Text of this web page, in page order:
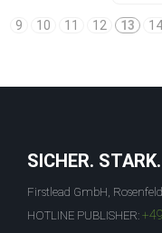
9
10 11 12 13 14
SICHER.
Firstlead GmbH,
HOTLINE PUBLISHER: